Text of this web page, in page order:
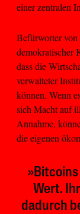
einer zentralen
Befürworter
demokratischer
dass die
verwalteter
können. Wenn
sich Macht auf
Annahme,
die eigenen
Wert.
dadurch